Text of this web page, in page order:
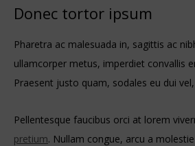
Donec tortor ipsum
Pharetra ac malesuada in, sagittis ac
ullamcorper metus, imperdiet convallis
Praesent justo quam, sodales eu dui
Pellentesque faucibus orci at lorem
pretium. Nullam congue, arcu a